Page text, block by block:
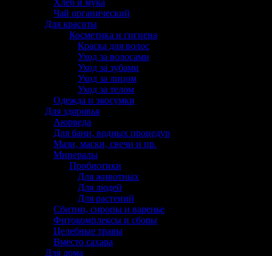
Хлеб и мука
Чай органический
Для красоты
Косметика и гигиена
Краска для волос
Уход за волосами
Уход за зубами
Уход за лицом
Уход за телом
Одежда и экосумки
Для здоровья
Аюрведа
Для бани, водных процедур
Мази, маски, свечи и пр.
Минералы
Пробиотики
Для животных
Для людей
Для растений
Сбитни, сиропы и варенье
Фитокомплексы и сборы
Целебные травы
Вместо сахара
Для дома